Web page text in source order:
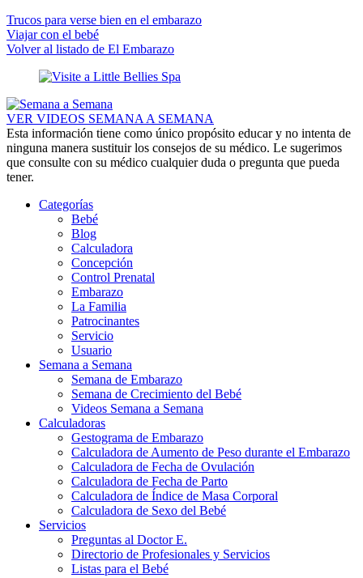
Trucos para verse bien en el embarazo
Viajar con el bebé
Volver al listado de El Embarazo
VER VIDEOS SEMANA A SEMANA
Esta información tiene como único propósito educar y no intenta de
ninguna manera sustituir los consejos de su médico. Le sugerimos
que consulte con su médico cualquier duda o pregunta que pueda
tener.
Categorías
Bebé
Blog
Calculadora
Concepción
Control Prenatal
Embarazo
La Familia
Patrocinantes
Servicio
Usuario
Semana a Semana
Semana de Embarazo
Semana de Crecimiento del Bebé
Videos Semana a Semana
Calculadoras
Gestograma de Embarazo
Calculadora de Aumento de Peso durante el Embarazo
Calculadora de Fecha de Ovulación
Calculadora de Fecha de Parto
Calculadora de Índice de Masa Corporal
Calculadora de Sexo del Bebé
Servicios
Preguntas al Doctor E.
Directorio de Profesionales y Servicios
Listas para el Bebé